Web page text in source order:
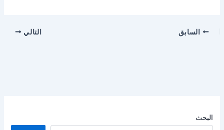
البحث
السابق التالي